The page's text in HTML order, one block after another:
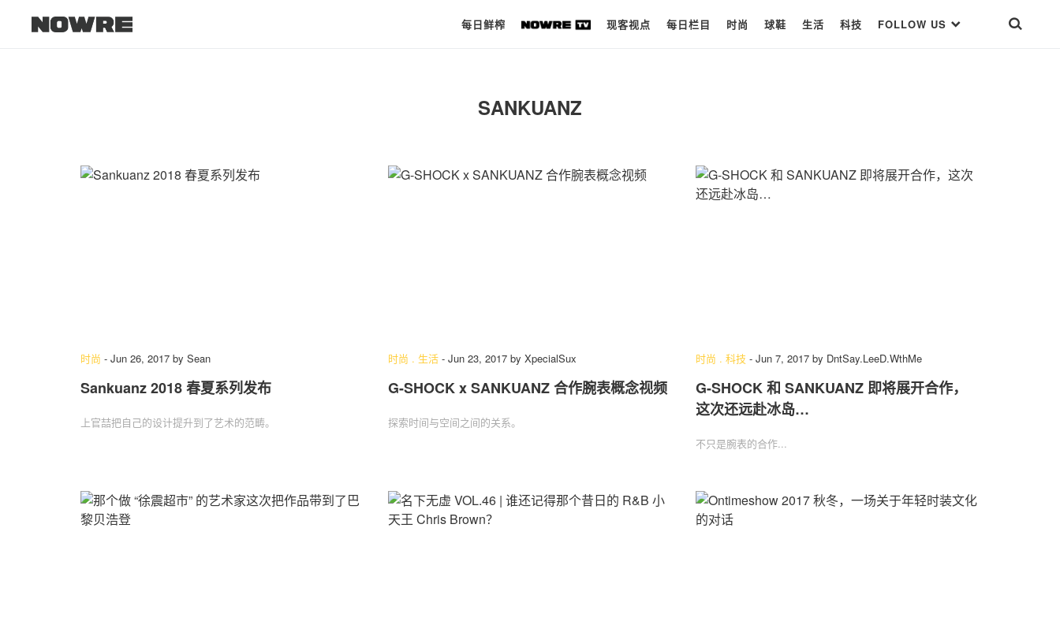
每日鲜榨 现客视点 每日栏目 时尚 球鞋 生活 科技 FOLLOW US
每日栏目
关于我们
SANKUANZ
时尚 - Jun 26, 2017 by Sean
Sankuanz 2018 春夏系列发布
上官喆把自己的设计提升到了艺术的范畴。
时尚 . 生活 - Jun 23, 2017 by XpecialSux
G-SHOCK x SANKUANZ 合作腕表概念视频
探索时间与空间之间的关系。
时尚 . 科技 - Jun 7, 2017 by DntSay.LeeD.WthMe
G-SHOCK 和 SANKUANZ 即将展开合作，
这次还远赴冰岛…
不只是腕表的合作...